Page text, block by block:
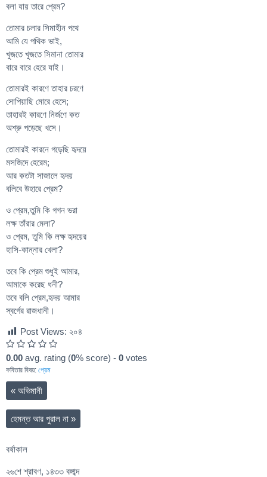
বলা যায় তারে প্রেম?
তোমার চলার সিমাহীন পথে
আমি যে পথিক ভাই,
খুজতে খুজতে সিমানা তোমার
বারে বারে হেরে যাই।
তোমারই কারণে তাহার চরণে
সোপিয়াছি মোরে হেসে;
তাহারই কারণে নির্জণে কত
অশ্রু পড়েছে খসে।
তোমারই কারনে গড়েছি হৃদয়ে
মসজিদে হেরেম;
আর কতটা সাজালে হৃদয়
বলিবে উহারে প্রেম?
ও প্রেম,তুমি কি গগন ভরা
লক্ষ তাঁরার মেলা?
ও প্রেম, তুমি কি লক্ষ হৃদয়ের
হাসি-কান্নার খেলা?
তবে কি প্রেম শুধুই আমার,
আমাকে করেছ ধনী?
তবে বলি প্রেম,হৃদয় আমার
স্বর্গের রাজধানী।
Post Views: ২০৪
0.00 avg. rating (0% score) - 0 votes
কবিতার বিষয়: প্রেম
« অভিমানী
হেমন্ত আর পুরাল না »
বর্ষাকাল
২৬শে শ্রাবণ, ১৪৩৩ বঙ্গাব্দ